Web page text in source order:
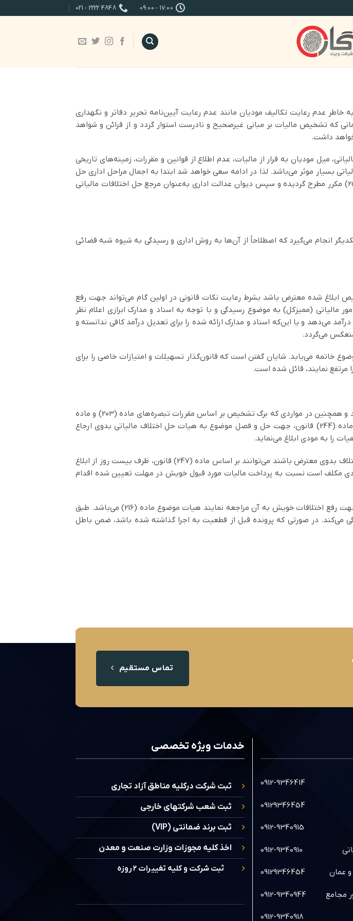
17:00 - 09:00
4848 2222 - 021
خاطر عدم رعایت تکالیف مودیان مانند عدم رعایت آیین‌نامه تحریر دفاتر و نگهداری
که تشخیص مالیات بر مبانی غیرصحیح و نادرست استوار گردد و از قرائن و شواهد
خواهد داشت.
میل مودیان به فرار از مالیات، عدم اطلاع از قوانین و مقررات، زمینه‌های تاریخی
بسیار موثر می‌باشد. لذا در ادامه سعی خواهد شد ابتدا به اجمال مراحل اداری حل
اختلاف، هیات‌های بدوی و تجدیدنظر، شورای عالی مالیاتی، هیات موضوع ماده (251) مکرر مطرح گردیده و سپس دیوان عدالت اداری به‌عنوان مرجع حل اختلافات مالیاتی
انجام می‌گیرد که اصطلاحاً از آن‌ها به روش اداری و رسیدگی به شیوه شبه قضائی
برگ تشخیص ابلاغ شده معترض باشد بشرط رعایت نکات قانونی در اولین گام می‌تواند جهت رفع
مالیاتی (ممیزکل) به موضوع رسیدگی و با توجه به اسناد و مدارک ابرازی اعلام نظر
می‌دهد و یا این‌که اسناد و مدارک ارائه شده را برای تعدیل درآمد کافی ندانسته و
می‌گردد.
خاتمه می‌یابد. شایان گفتن است که قانون‌گذار تسهیلات و امتیازات خاصی را برای
مرتفع نمایند، قائل شده است.
در حالی که مسئول مربوطه (رییس امور مالیاتی یا ممیزکل) با مودی به توافق نرسند و همچنین در مواردی که برگ تشخیص بر اساس مقررات تبصره‌های ماده (203) و ماده
(208) قانون مالیات‌ها به مودی ابلاغ گردد. (ابلاغ قانونی) پرونده مالیاتی بموجب ماده (244) قانون، جهت حل و فصل موضوع به هیات حل اختلاف مالیاتی بدوی ارجاع
را به مودی ابلاغ می‌نماید.
در مواردی که ماموران مالیات یا مودیان نسبت به آراء صادره از سوی هیات حل اختلاف بدوی معترض باشند می‌توانند بر اساس ماده (247) قانون، ظرف بیست روز از ابلاغ
مکلف است نسبت به پرداخت مالیات مورد قبول خویش در مهلت تعیین شده اقدام
مرجع حل اختلاف مالیاتی دیگری که به موجب قانون مالیات‌ها، مودیان می‌توانند جهت رفع اختلافات خویش به آن مراجعه نمایند هیات موضوع ماده (216) می‌باشد. طبق
می‌کند. در صورتی که پرونده قبل از قطعیت به اجرا گذاشته شده باشد، ضمن باطل
تماس مستقیم
عمان
مجامع
0912-9346414
09129346454
0912-9340915
0912-9340910
09129346454
0912-9340944
0912-9340918
خدمات ویژه تخصصی
ثبت شرکت درکلیه مناطق آزاد تجاری
ثبت شعب شرکتهای خارجی
ثبت برند ضمانتی (VIP)
اخذ کلیه مجوزات وزارت صنعت و معدن
ثبت شرکت و کلیه تغییرات ۲ روزه